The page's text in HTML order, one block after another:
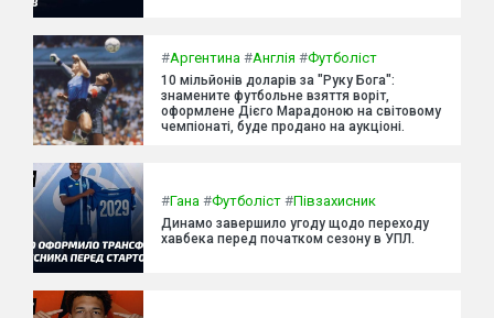
#Аргентина #Англія #Футболіст
10 мільйонів доларів за "Руку Бога":
знамените футбольне взяття воріт,
оформлене Дієго Марадоною на світовому
чемпіонаті, буде продано на аукціоні.
#Гана #Футболіст #Півзахисник
Динамо завершило угоду щодо переходу
хавбека перед початком сезону в УПЛ.